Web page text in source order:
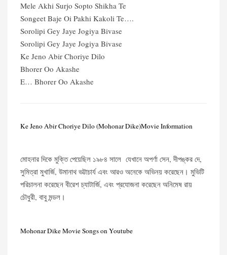
Mele Akhi Surjo Sopto Shikha Te
Songeet Baje Oi Pakhi Kakoli Te….
Sorolipi Gey Jaye Jogiya Bivase
Sorolipi Gey Jaye Jogiya Bivase
Ke Jeno Abir Choriye Dilo
Bhorer Oo Akashe
E… Bhorer Oo Akashe
Ke Jeno Abir Choriye Dilo (Mohonar Dike)Movie Information
মোহনার দিকে মুক্তি পেয়েছিল ১৯৮৪ সালে যেখানে অপর্ণা সেন, দীপঙ্কর দে,
সুমিত্রা মুখার্জি, উমানাথ ভট্টাচার্য এবং আরও অনেকে অভিনয় করেছেন। মুভিটি
পরিচালনা করেছেন বীরেশ চ্যাটার্জি, এবং প্রযোজনা করেছেন অনিমেষ রায়
চৌধুরী, বাবু মন্ডল।
Mohonar Dike Movie Songs on Youtube